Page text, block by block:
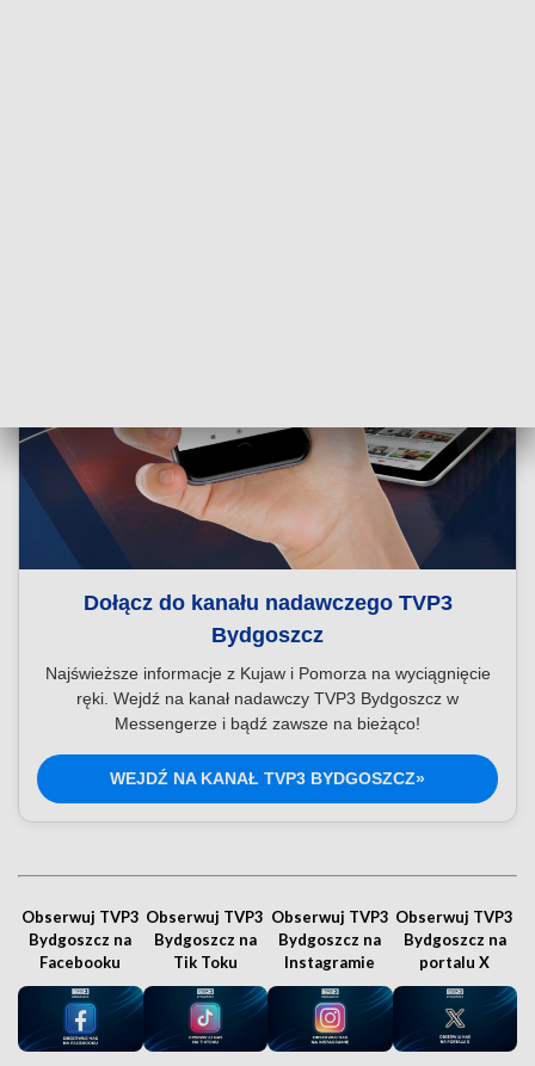
Dołącz do kanału nadawczego TVP3
Bydgoszcz
Najświeższe informacje z Kujaw i Pomorza na wyciągnięcie
ręki. Wejdź na kanał nadawczy TVP3 Bydgoszcz w
Messengerze i bądź zawsze na bieżąco!
WEJDŹ NA KANAŁ TVP3 BYDGOSZCZ»
Obserwuj TVP3
Bydgoszcz na
Facebooku
Obserwuj TVP3
Bydgoszcz na
Tik Toku
Obserwuj TVP3
Bydgoszcz na
Instagramie
Obserwuj TVP3
Bydgoszcz na
portalu X